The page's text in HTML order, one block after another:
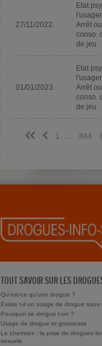
27/11/2022
Etat
l'usager
Arrêt
conso.
de jeu
01/01/2023
Etat
l'usager
Arrêt
conso.
de jeu
<< < 1 844
TOUT SAVOIR SUR LES
Qu'est-ce qu'une drogue ?
Existe t-il un usage de drogue sans
Pourquoi se drogue t-on ?
Usage de drogue et grossesse
Le chemsex : la prise de drogues
sexuels